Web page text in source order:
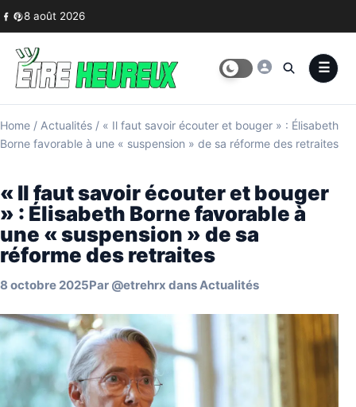
Skip to content
8 août 2026
Home / Actualités / « Il faut savoir écouter et bouger » : Élisabeth
Borne favorable à une « suspension » de sa réforme des retraites
« Il faut savoir écouter et bouger
» : Élisabeth Borne favorable à
une « suspension » de sa
réforme des retraites
8 octobre 2025Par @etrehrx dansActualités